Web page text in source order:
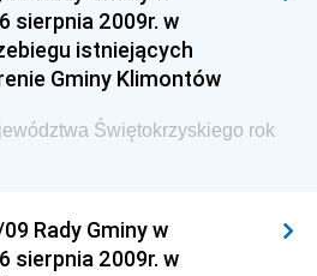
sierpnia 2009r. w
istniejących
Gminy Klimontów
Świętokrzyskiego rok
Rady Gminy w
sierpnia 2009r. w